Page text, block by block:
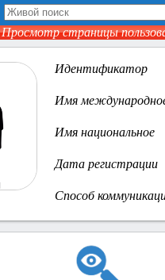
Просмотр страницы
Идентификатор
Имя
Имя национальное
Дата регистрации
Способ